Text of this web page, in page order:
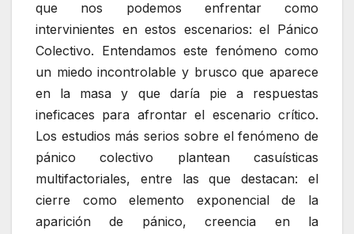
que nos podemos enfrentar como
intervinientes en estos escenarios: el Pánico
Colectivo. Entendamos este fenómeno como
un miedo incontrolable y brusco que aparece
en la masa y que daría pie a respuestas
ineficaces para afrontar el escenario crítico.
Los estudios más serios sobre el fenómeno de
pánico colectivo plantean casuísticas
multifactoriales, entre las que destacan: el
cierre como elemento exponencial de la
aparición de pánico, creencia en la